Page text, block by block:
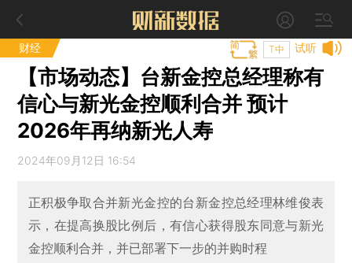
财经 试听
T中
【市场动态】台新金控总经理称有
信心与新光金控顺利合并 预计
2026年再纳新光人寿
2024年09月12日 16:54
正积极争取合并新光金控的台新金控总经理林维俊表
示，在提高换股比例后，有信心获得股东同意与新光
金控顺利合并，并已部署下一步的并购时程